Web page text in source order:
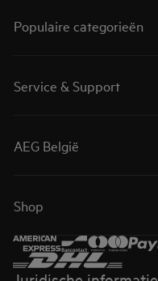
Populaire categorieën
Service & Support
AEG België
Shop